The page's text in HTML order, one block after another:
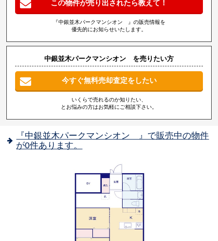
この物件が売り出されたら教えて！
『中銀並木パークマンシオン 』の販売情報を
優先的にお知らせいたします。
中銀並木パークマンシオン を売りたい方
今すぐ無料売却査定をしたい
いくらで売れるのか知りたい、
とお悩みの方はお気軽にご相談下さい。
『中銀並木パークマンシオン 』で販売中の物件
が0件あります。